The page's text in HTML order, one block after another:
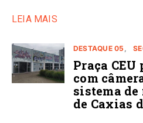
LEIA MAIS
DESTAQUE 05
Praça CEU
com
sistema
de Caxias